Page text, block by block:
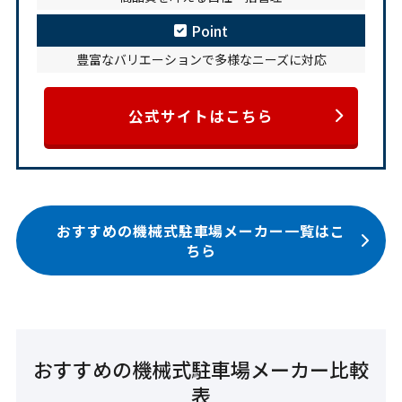
Point
豊富なバリエーションで多様なニーズに対応
公式サイトはこちら
おすすめの機械式駐車場メーカー一覧はこ
ちら
おすすめの機械式駐車場メーカー比較
表